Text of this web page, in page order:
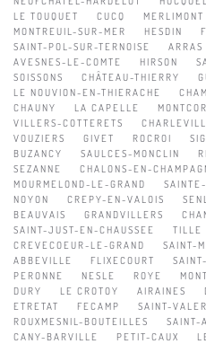
LE TOUQUET
CUCQ MERLIMONT
MONTREUIL-SUR-MER
HESDIN
SAINT-POL-SUR-TERNOISE
ARRAS
AVESNES-LE-COMTE
HIRSON
SOISSONS
CHÂTEAU-THIERRY
LE NOUVION-EN-THIERACHE
CHAUNY
LA CAPELLE
VILLERS-COTTERETS
VOUZIERS
GIVET ROCROI
BUZANCY
SAULCES-MONCLIN
SEZANNE
CHALONS-EN-
MOURMELOND-LE-GRAND
NOYON
CREPY-EN-VALOIS
BEAUVAIS
GRANDVILLERS
SAINT-JUST-EN-CHAUSSEE
TILLE
CREVECOEUR-LE-GRAND
SAINT-
ABBEVILLE
FLIXECOURT
PERONNE
NESLE ROYE
DURY
LE CROTOY AIRAINES
ETRETAT
FECAMP
SAINT-
ROUXMESNIL-BOUTEILLES
SAINT-
CANY-BARVILLE
PETIT-CAUX